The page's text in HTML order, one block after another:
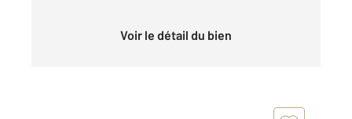
Voir le détail du bien